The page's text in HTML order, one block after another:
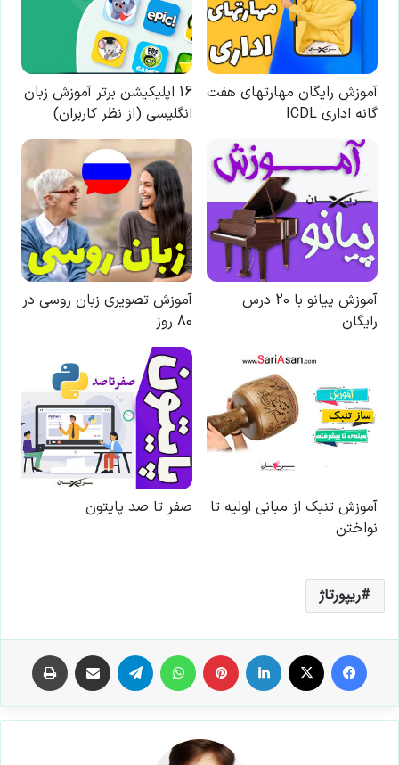
ریپورتاژ
فیس بوک لینکدین ‫پین‌ترست تلگرام اشتراک گذاری از طریق ایمیل